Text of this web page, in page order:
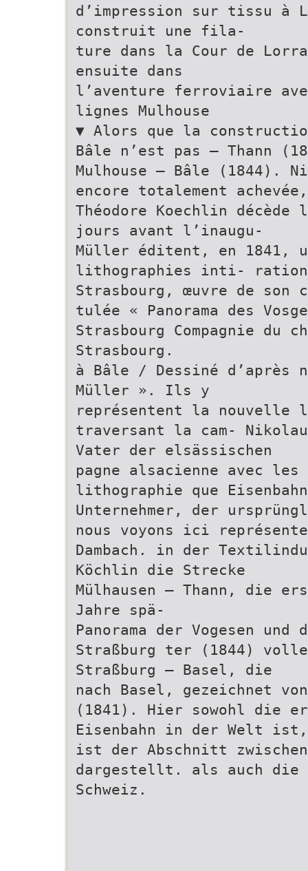
d’impression sur tissu à
construit une fila-
ture dans la Cour de
ensuite dans
l’aventure ferroviaire
lignes Mulhouse
▼ Alors que la
Bâle n’est pas – Thann
Mulhouse – Bâle (1844).
encore totalement
Théodore Koechlin
jours avant l’inaugu-
Müller éditent, en 1841,
lithographies inti-
Strasbourg, œuvre de son
tulée « Panorama des
Strasbourg Compagnie du
Strasbourg.
à Bâle / Dessiné d’après
Müller ». Ils y
représentent la nouvelle
traversant la cam-
Vater der elsässischen
pagne alsacienne avec
lithographie que
Unternehmer, der
nous voyons ici
Dambach. in der
Köchlin die Strecke
Mülhausen – Thann, die
Jahre spä-
Panorama der Vogesen
Straßburg ter (1844)
Straßburg – Basel, die
nach Basel, gezeichnet
(1841). Hier sowohl die
Eisenbahn in der Welt ist,
ist der Abschnitt zwischen
dargestellt. als auch die
Schweiz.